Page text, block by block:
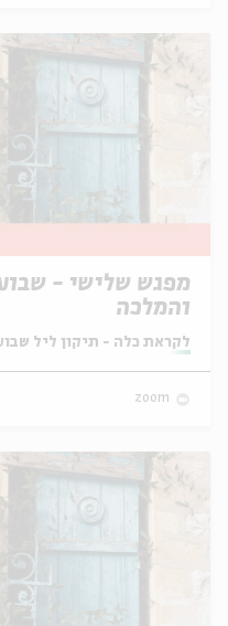
מפגש שלישי -
והמלכה
מתוך:
לקראת כלה - תיקון ליל
zoom